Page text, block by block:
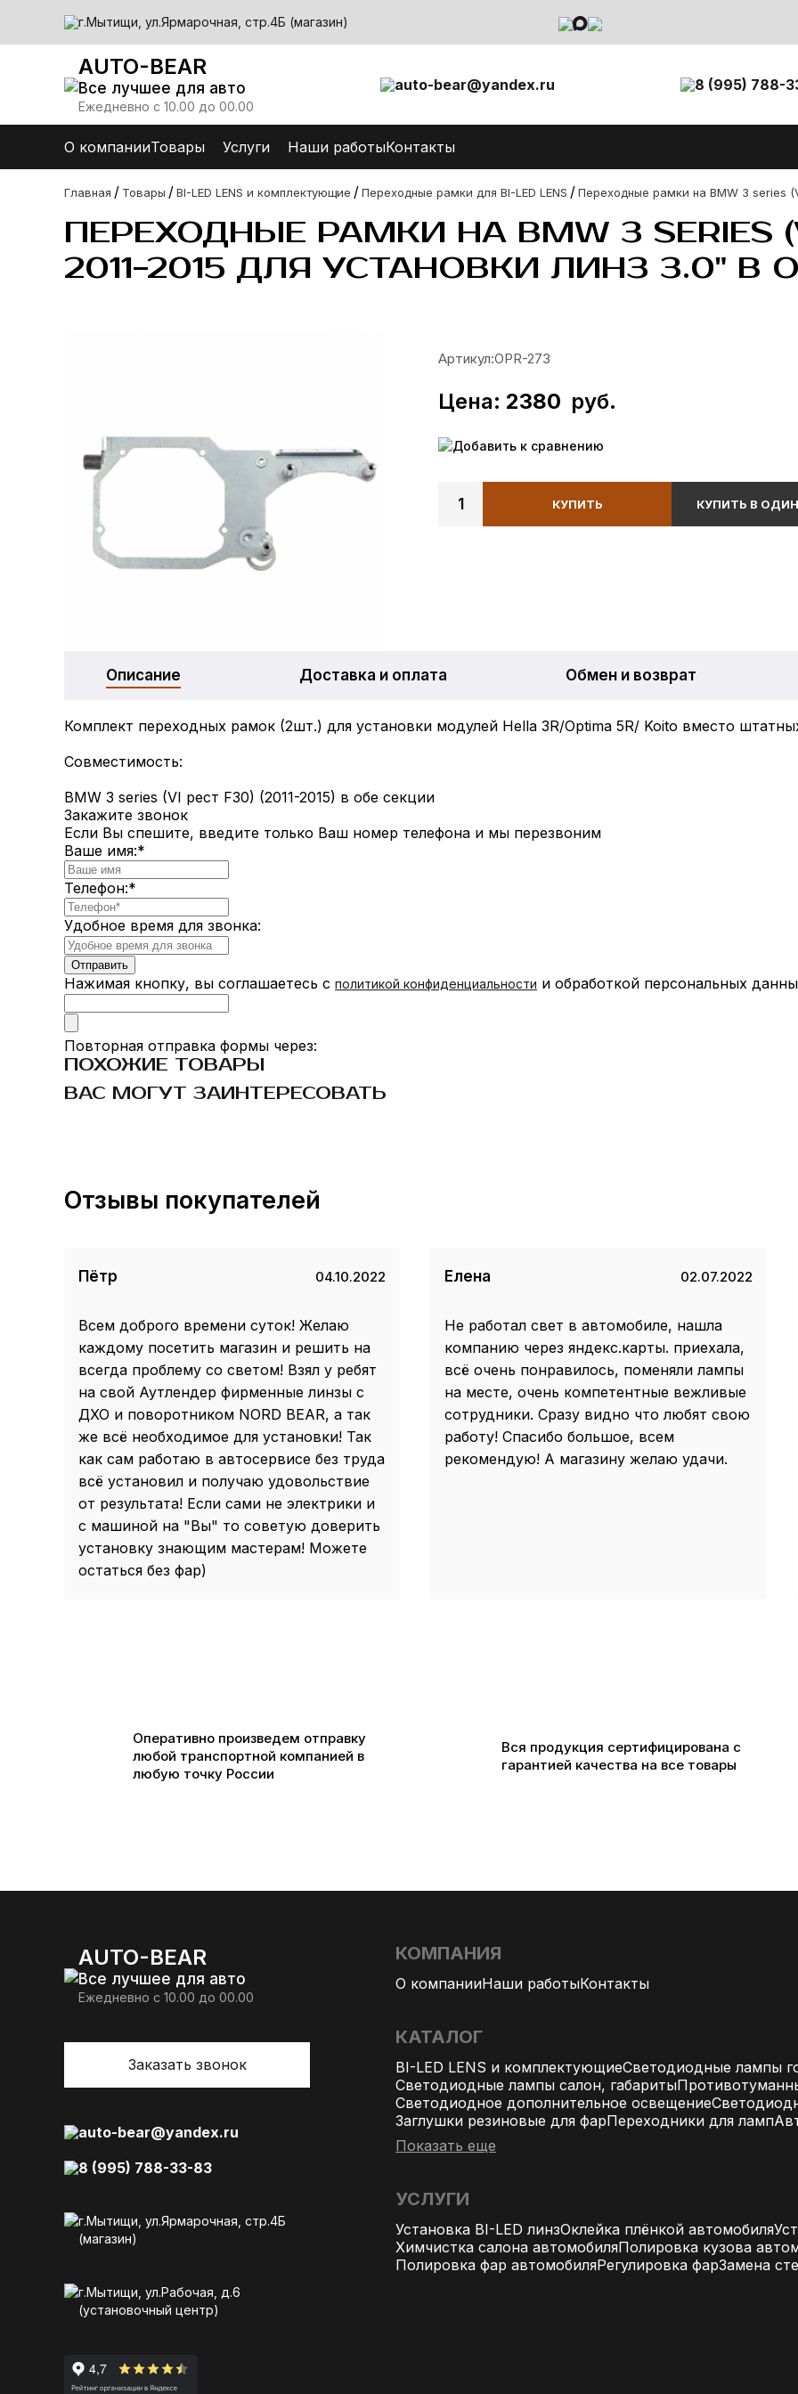
г.Мытищи, ул.Ярмарочная, стр.4Б (магазин)
AUTO-BEAR
Все лучшее для авто
Ежедневно с 10.00 до 00.00
auto-bear@yandex.ru 8 (995) 788-
О компанииТовары Услуги Наши работыКонтакты
Главная / Товары /BI-LED LENS и комплектующие /Переходные рамки для BI-LED LENS /Переходные рамки на BMW 3 series
ПЕРЕХОДНЫЕ РАМКИ НА BMW 3 SERIES
2011-2015 ДЛЯ УСТАНОВКИ ЛИНЗ 3.0" В
Артикул:OPR-273
Цена: 2380 руб.
Добавить к сравнению
1 КУПИТЬ КУПИТЬ В
Описание Доставка и оплата Обмен и возврат
Комплект переходных рамок (2шт.) для установки модулей Hella 3R/Optima 5R/ Koito вместо
Совместимость:
BMW 3 series (VI рест F30) (2011-2015) в обе секции
Закажите звонок
Если Вы спешите, введите только Ваш номер телефона и мы перезвоним
Ваше имя:*
Телефон:*
Удобное время для звонка:
Нажимая кнопку, вы соглашаетесь с политикой конфиденциальности и обработкой персональных
Повторная отправка формы через:
ПОХОЖИЕ ТОВАРЫ
ВАС МОГУТ ЗАИНТЕРЕСОВАТЬ
Отзывы покупателей
Пётр 04.10.2022
Всем доброго времени суток! Желаю
каждому посетить магазин и решить на
всегда проблему со светом! Взял у ребят
на свой Аутлендер фирменные линзы с
ДХО и поворотником NORD BEAR, а так
же всё необходимое для установки! Так
как сам работаю в автосервисе без труда
всё установил и получаю удовольствие
от результата! Если сами не электрики и
с машиной на "Вы" то советую доверить
установку знающим мастерам! Можете
остаться без фар)
Елена 02.07.2022
Не работал свет в автомобиле, нашла
компанию через яндекс.карты. приехала,
всё очень понравилось, поменяли лампы
на месте, очень компетентные вежливые
сотрудники. Сразу видно что любят свою
работу! Спасибо большое, всем
рекомендую! А магазину желаю удачи.
Оперативно произведем отправку
любой транспортной компанией в
любую точку России
Вся продукция сертифицирована с
гарантией качества на все товары
AUTO-BEAR
Все лучшее для авто
Ежедневно с 10.00 до 00.00
Заказать звонок
auto-bear@yandex.ru
8 (995) 788-33-83
г.Мытищи, ул.Ярмарочная, стр.4Б
(магазин)
г.Мытищи, ул.Рабочая, д.6
(установочный центр)
КОМПАНИЯ
О компанииНаши работыКонтакты
КАТАЛОГ
BI-LED LENS и комплектующиеСветодиодные лампы
Светодиодные лампы салон, габариты
Светодиодное дополнительное освещение
Заглушки резиновые для фарПереходники для ламп
Показать еще
УСЛУГИ
Установка BI-LED линзОклейка плёнкой автомобиля
Химчистка салона автомобиляПолировка кузова
Полировка фар автомобиляРегулировка фарЗамена